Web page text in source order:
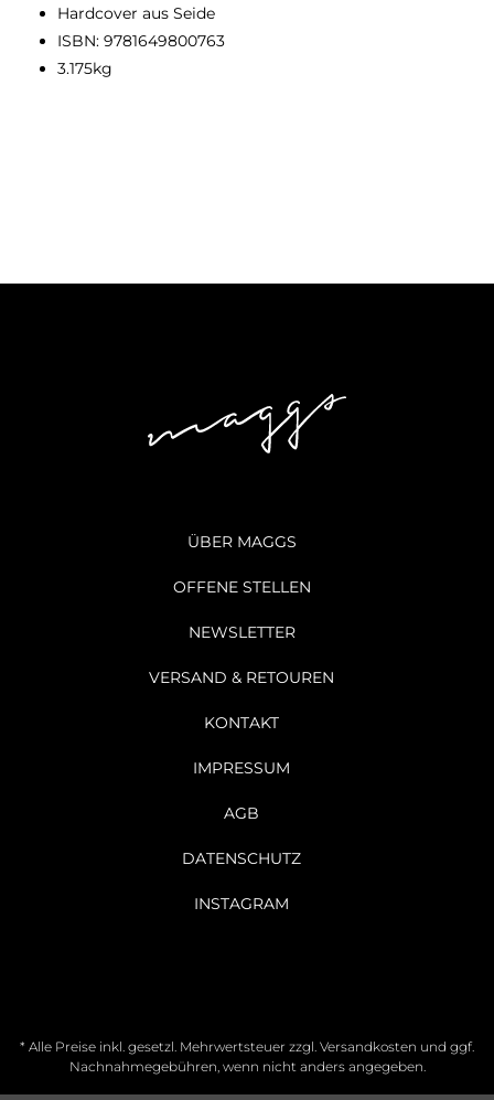
Hardcover aus Seide
ISBN: 9781649800763
3.175kg
ÜBER MAGGS
OFFENE STELLEN
NEWSLETTER
VERSAND & RETOUREN
KONTAKT
IMPRESSUM
AGB
DATENSCHUTZ
INSTAGRAM
* Alle Preise inkl. gesetzl. Mehrwertsteuer zzgl. Versandkosten und ggf.
Nachnahmegebühren, wenn nicht anders angegeben.